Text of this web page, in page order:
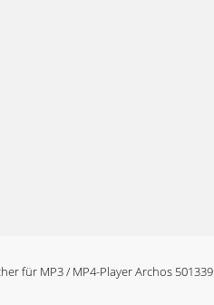
für MP3 / MP4-Player Archos 501339